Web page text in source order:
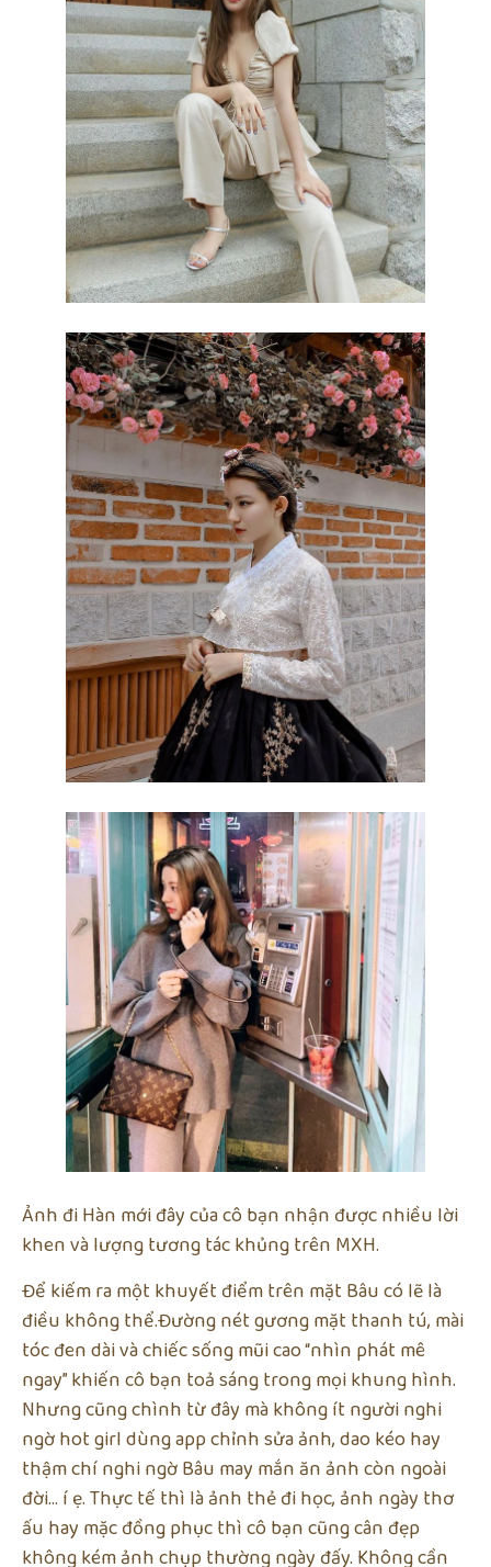
Ảnh đi Hàn mới đây của cô bạn nhận được nhiều lời
khen và lượng tương tác khủng trên MXH.
Để kiếm ra một khuyết điểm trên mặt Bâu có lẽ là
điều không thể.Đường nét gương mặt thanh tú, mài
tóc đen dài và chiếc sống mũi cao “nhìn phát mê
ngay” khiến cô bạn toả sáng trong mọi khung hình.
Nhưng cũng chình từ đây mà không ít người nghi
ngờ hot girl dùng app chỉnh sửa ảnh, dao kéo hay
thậm chí nghi ngờ Bâu may mắn ăn ảnh còn ngoài
đời… í ẹ. Thực tế thì là ảnh thẻ đi học, ảnh ngày thơ
ấu hay mặc đồng phục thì cô bạn cũng cân đẹp
không kém ảnh chụp thường ngày đấy. Không cần